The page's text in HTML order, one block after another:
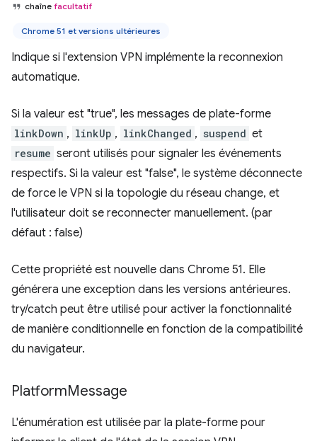
chaîne facultatif
Chrome 51 et versions ultérieures
Indique si l'extension VPN implémente la reconnexion
automatique.
Si la valeur est "true", les messages de plate-forme
linkDown , linkUp , linkChanged , suspend et
resume seront utilisés pour signaler les événements
respectifs. Si la valeur est "false", le système déconnecte
de force le VPN si la topologie du réseau change, et
l'utilisateur doit se reconnecter manuellement. (par
défaut : false)
Cette propriété est nouvelle dans Chrome 51. Elle
générera une exception dans les versions antérieures.
try/catch peut être utilisé pour activer la fonctionnalité
de manière conditionnelle en fonction de la compatibilité
du navigateur.
PlatformMessage
L'énumération est utilisée par la plate-forme pour